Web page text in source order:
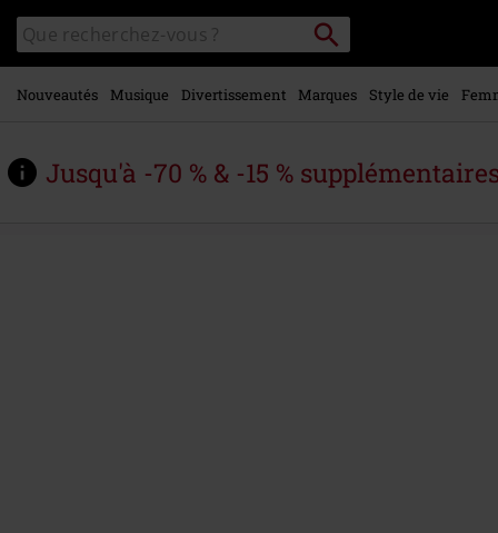
contenu
principal
Rechercher
sur
le
catalogue
Rechercher
Nouveautés Musique Divertissement Marques Style de vie
Jusqu'à -70 % & -15 %